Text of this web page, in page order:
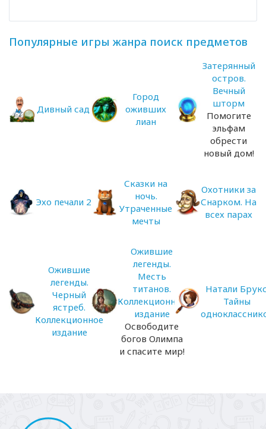
Популярные игры жанра поиск предметов
Дивный сад
Город
оживших
лиан
Затерянный
остров.
Вечный
шторм
Помогите
эльфам
обрести
новый дом!
Эхо печали 2
Сказки на
ночь.
Утраченные
мечты
Охотники за
Снарком. На
всех парах
Ожившие
легенды.
Черный
ястреб.
Коллекционное
издание
Ожившие
легенды.
Месть
титанов.
Коллекционное
издание
Освободите
богов Олимпа
и спасите мир!
Натали
Тайны